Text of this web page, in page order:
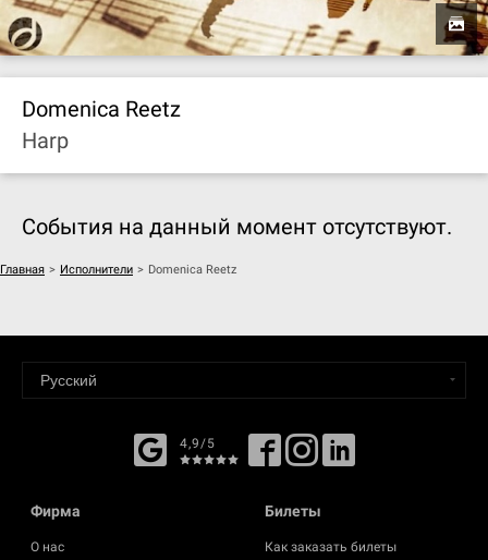
Domenica Reetz
Harp
События на данный момент отсутствуют.
Главная > Исполнители > Domenica Reetz
4,9/5
Фирма
О нас
Билеты
Как заказать билеты